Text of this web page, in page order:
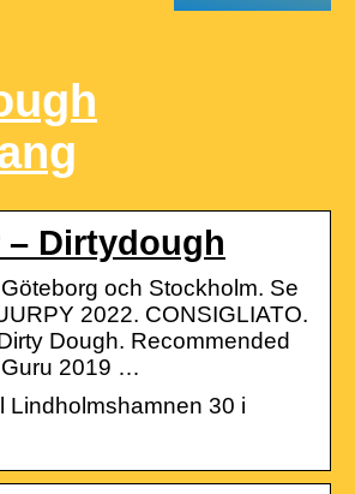
– Dirtydough
och Stockholm. Se
2022. CONSIGLIATO.
Dough. Recommended
2019 …
Lindholmshamnen 30 i